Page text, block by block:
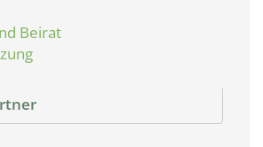
Beirat